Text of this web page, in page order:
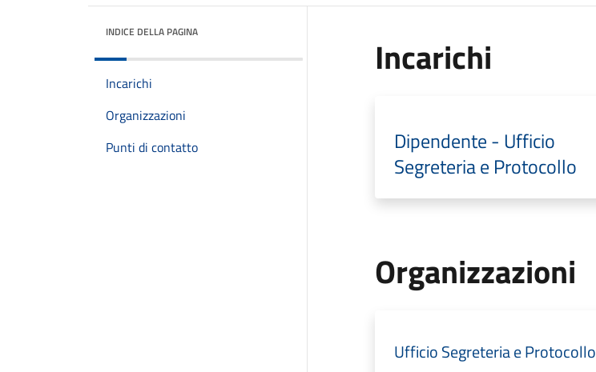
INDICE DELLA PAGINA
Incarichi
Organizzazioni
Punti di contatto
Incarichi
Dipendente - Ufficio
Segreteria e Protocollo
Organizzazioni
Ufficio Segreteria e Protocollo